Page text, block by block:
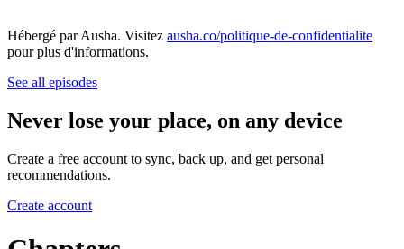
Hébergé par Ausha. Visitez ausha.co/politique-de-confidentialite
pour plus d'informations.
See all episodes
Never lose your place, on any device
Create a free account to sync, back up, and get personal
recommendations.
Create account